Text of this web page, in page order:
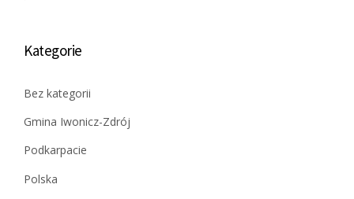
Kategorie
Bez kategorii
Gmina Iwonicz-Zdrój
Podkarpacie
Polska